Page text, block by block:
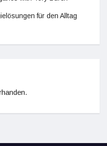
für den Alltag